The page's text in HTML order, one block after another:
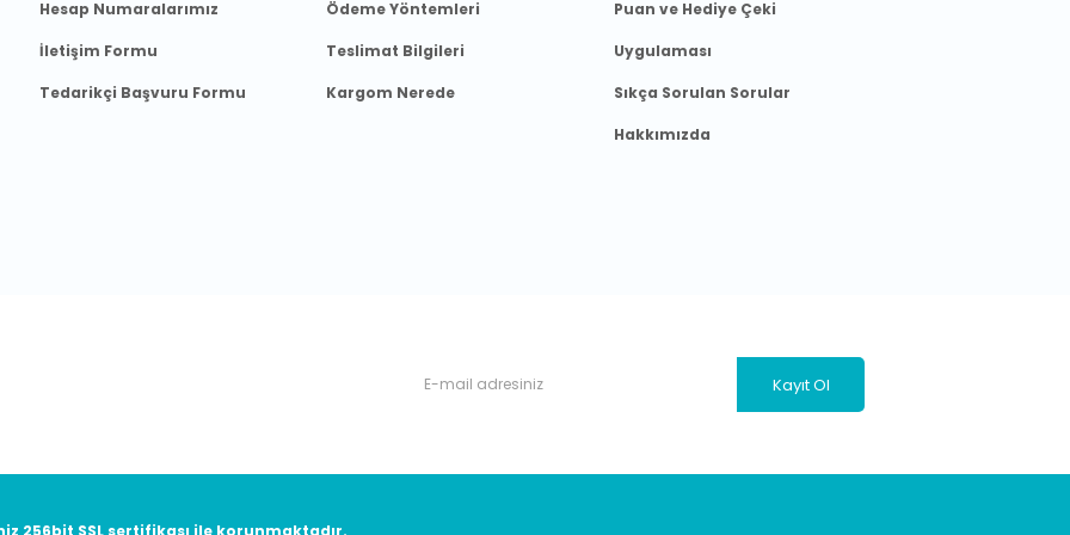
Hesap Numaralarımız
İletişim Formu
Tedarikçi Başvuru Formu
Ödeme Yöntemleri
Teslimat Bilgileri
Kargom Nerede
Puan ve Hediye Çeki
Uygulaması
Sıkça Sorulan Sorular
Hakkımızda
Kayıt Ol
256bit SSL sertifikası ile korunmaktadır.